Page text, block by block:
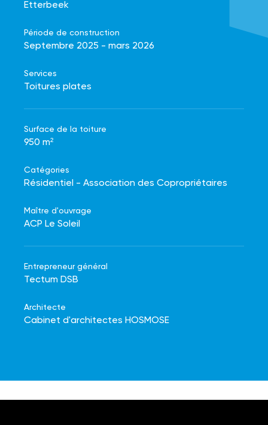
Etterbeek
Période de construction
Septembre 2025 - mars 2026
Services
Toitures plates
Surface de la toiture
950 m²
Catégories
Résidentiel - Association des Copropriétaires
Maître d'ouvrage
ACP Le Soleil
Entrepreneur général
Tectum DSB
Architecte
Cabinet d'architectes HOSMOSE